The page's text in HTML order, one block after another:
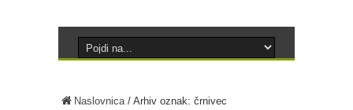
Naslovnica/ Arhiv oznak: črnivec